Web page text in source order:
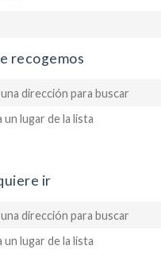
recogemos
un lugar de la lista
ir
un lugar de la lista